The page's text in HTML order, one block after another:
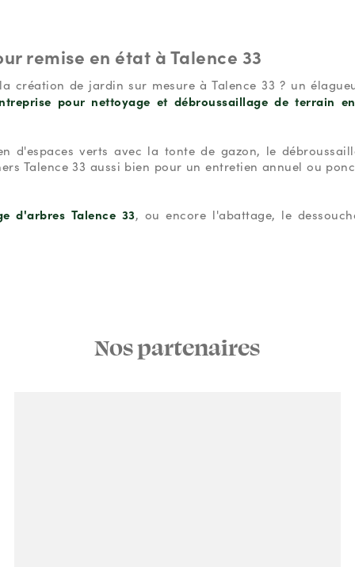
remise en état à Talence 33
création de jardin sur mesure à Talence 33 ? un
pour nettoyage et débroussaillage de terrain
d'espaces verts avec la tonte de gazon, le
Talence 33 aussi bien pour un entretien annuel ou
d'arbres Talence 33, ou encore l'abattage, le
Nos partenaires